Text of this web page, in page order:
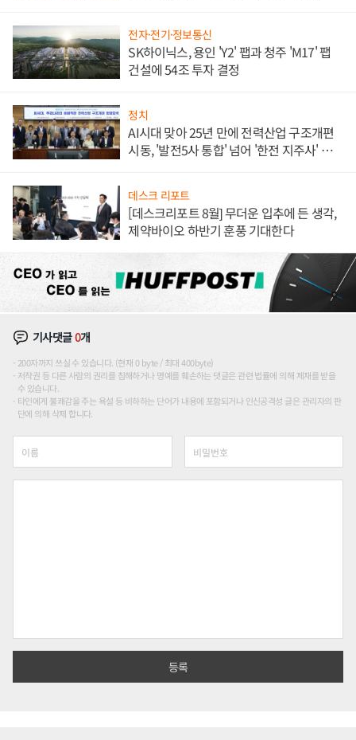
전자·전기·정보통신
SK하이닉스, 용인 'Y2' 팹과 청주 'M17' 팹
건설에 54조 투자 결정
정치
AI시대 맞아 25년 만에 전력산업 구조개편
시동, '발전5사 통합' 넘어 '한전 지주사' 재편
데스크 리포트
[데스크리포트 8월] 무더운 입추에 든 생각,
제약바이오 하반기 훈풍 기대한다
기사댓글0개
200자까지 쓰실 수 있습니다. (현재 0 byte / 최대 400byte)
저작권 등 다른 사람의 권리를 침해하거나 명예를 훼손하는 댓글은 관련 법률에 의해 제재를 받을
수 있습니다.
타인에게 불쾌감을 주는 욕설 등 비하하는 단어가 내용에 포함되거나 인신공격성 글은 관리자의 판
단에 의해 삭제 합니다.